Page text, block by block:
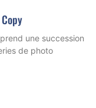
Copy
une succession
de photo